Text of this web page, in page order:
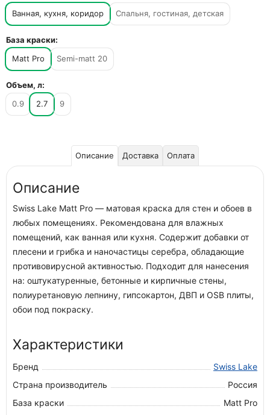
Ванная, кухня, коридор
Спальня, гостиная, детская
База краски:
Matt Pro
Semi-matt 20
Объем, л:
0.9
2.7 9
Описание Доставка Оплата
Описание
Swiss Lake Matt Pro — матовая краска для стен и обоев в
любых помещениях. Рекомендована для влажных
помещений, как ванная или кухня. Содержит добавки от
плесени и грибка и наночастицы серебра, обладающие
противовирусной активностью. Подходит для нанесения
на: оштукатуренные, бетонные и кирпичные стены,
полиуретановую лепнину, гипсокартон, ДВП и OSB плиты,
обои под покраску.
Характеристики
Бренд
Swiss Lake
Страна производитель
Россия
База краски
Matt Pro